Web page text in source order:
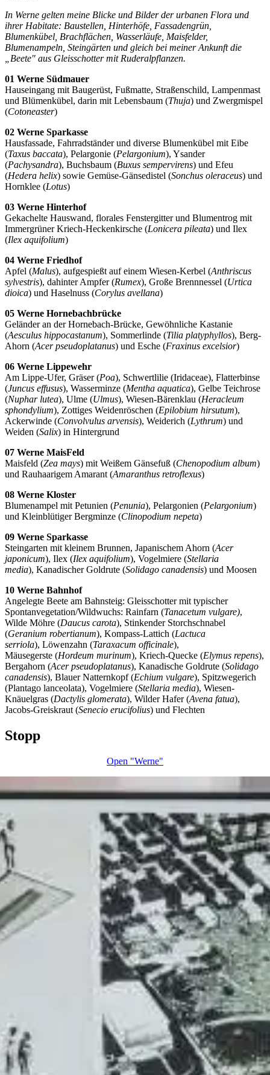
In Werne gelten meine Blicke und Bilder der urbanen Flora und
ihrer Habitate: Baustellen, Hinterhöfe, Fassadengrün,
Blumenkübel, Brachflächen, Wasserläufe, Maisfelder,
Blumenampeln, Steingärten und gleich bei meiner Ankunft die
„Beete" aus Gleisschotter mit Ruderalpflanzen.
01 Werne Südmauer
Hauseingang mit Baugerüst, Fußmatte, Straßenschild, Lampenmast
und Blümenkübel, darin mit Lebensbaum (Thuja) und Zwergmispel
(Cotoneaster)
02 Werne Sparkasse
Hausfassade, Fahrradständer und diverse Blumenkübel mit Eibe
(Taxus baccata), Pelargonie (Pelargonium), Ysander
(Pachysandra), Buchsbaum (Buxus sempervirens) und Efeu
(Hedera helix) sowie Gemüse-Gänsedistel (Sonchus oleraceus) und
Hornklee (Lotus)
03 Werne Hinterhof
Gekachelte Hauswand, florales Fenstergitter und Blumentrog mit
Immergrüner Kriech-Heckenkirsche (Lonicera pileata) und Ilex
(Ilex aquifolium)
04 Werne Friedhof
Apfel (Malus), aufgespießt auf einem Wiesen-Kerbel (Anthriscus
sylvestris), dahinter Ampfer (Rumex), Große Brennnessel (Urtica
dioica) und Haselnuss (Corylus avellana)
05 Werne Hornebachbrücke
Geländer an der Hornebach-Brücke, Gewöhnliche Kastanie
(Aesculus hippocastanum), Sommerlinde (Tilia platyphyllos), Berg-
Ahorn (Acer pseudoplatanus) und Esche (Fraxinus excelsior)
06 Werne Lippewehr
Am Lippe-Ufer, Gräser (Poa), Schwertlilie (Iridaceae), Flatterbinse
(Juncus effusus), Wasserminze (Mentha aquatica), Gelbe Teichrose
(Nuphar lutea), Ulme (Ulmus), Wiesen-Bärenklau (Heracleum
sphondylium), Zottiges Weidenröschen (Epilobium hirsutum),
Ackerwinde (Convolvulus arvensis), Weiderich (Lythrum) und
Weiden (Salix) in Hintergrund
07 Werne MaisFeld
Maisfeld (Zea mays) mit Weißem Gänsefuß (Chenopodium album)
und Rauhaarigem Amarant (Amaranthus retroflexus)
08 Werne Kloster
Blumenampel mit Petunien (Penunia), Pelargonien (Pelargonium)
und Kleinblütiger Bergminze (Clinopodium nepeta)
09 Werne Sparkasse
Steingarten mit kleinem Brunnen, Japanischem Ahorn (Acer
japonicum), Ilex (Ilex aquifolium), Vogelmiere (Stellaria
media), Kanadischer Goldrute (Solidago canadensis) und Moosen
10 Werne Bahnhof
Angelegte Beete am Bahnsteig: Gleisschotter mit typischer
Spontanvegetation/Wildwuchs: Rainfarn (Tanacetum vulgare),
Wilde Möhre (Daucus carota), Stinkender Storchschnabel
(Geranium robertianum), Kompass-Lattich (Lactuca
serriola), Löwenzahn (Taraxacum officinale),
Mäusegerste (Hordeum murinum), Kriech-Quecke (Elymus repens),
Bergahorn (Acer pseudoplatanus), Kanadische Goldrute (Solidago
canadensis), Blauer Natternkopf (Echium vulgare), Spitzwegerich
(Plantago lanceolata), Vogelmiere (Stellaria media), Wiesen-
Knäuelgras (Dactylis glomerata), Wilder Hafer (Avena fatua),
Jacobs-Greiskraut (Senecio erucifolius) und Flechten
Stopp
Open "Werne"